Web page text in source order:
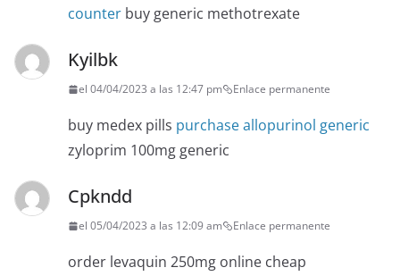
counter buy generic methotrexate
Kyilbk
el 04/04/2023 a las 12:47 pm Enlace permanente
buy medex pills purchase allopurinol generic
zyloprim 100mg generic
Cpkndd
el 05/04/2023 a las 12:09 am Enlace permanente
order levaquin 250mg online cheap